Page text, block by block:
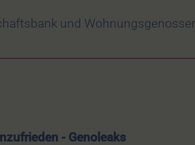
und
- Genoleaks